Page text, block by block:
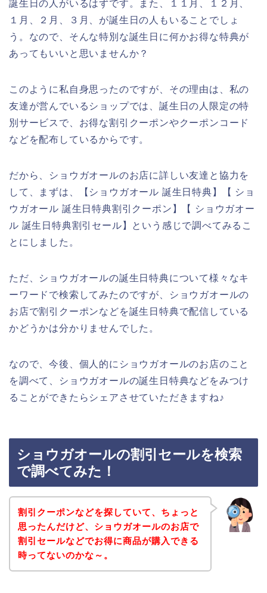
誕生日の人がいるはずです。また、１１月、１２月、
１月、２月、３月、が誕生日の人もいることでしょ
う。なので、そんな特別な誕生日に何かお得な特典が
あってもいいと思いませんか？
このように私自身思ったのですが、その理由は、私の
友達が営んでいるショップでは、誕生日の人限定の特
別サービスで、お得な割引クーポンやクーポンコード
などを配布しているからです。
だから、ショウガオールのお店に詳しい友達と協力を
して、まずは、【ショウガオール 誕生日特典】【 ショ
ウガオール 誕生日特典割引クーポン】【 ショウガオー
ル 誕生日特典割引セール】という感じで調べてみるこ
とにしました。
ただ、ショウガオールの誕生日特典について様々なキ
ーワードで検索してみたのですが、ショウガオールの
お店で割引クーポンなどを誕生日特典で配信している
かどうかは分かりませんでした。
なので、今後、個人的にショウガオールのお店のこと
を調べて、ショウガオールの誕生日特典などをみつけ
ることができたらシェアさせていただきますね♪
ショウガオールの割引セールを検索
で調べてみた！
割引クーポンなどを探していて、ちょっと
思ったんだけど、ショウガオールのお店で
割引セールなどでお得に商品が購入できる
時ってないのかな～。